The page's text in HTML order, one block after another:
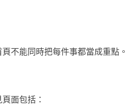
不能同時把每件事都當成重點。
面包括：